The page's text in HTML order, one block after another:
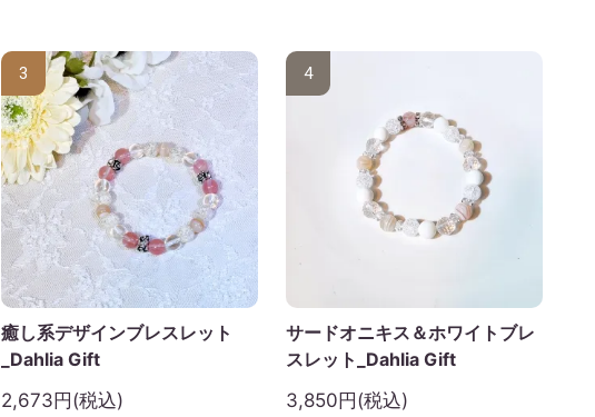
3
癒し系デザインブレスレット
_Dahlia Gift
2,673円(税込)
4
サードオニキス＆ホワイトブレ
スレット_Dahlia Gift
3,850円(税込)